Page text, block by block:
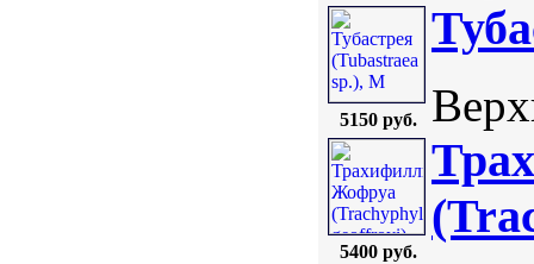
5150 руб.
5400 руб.